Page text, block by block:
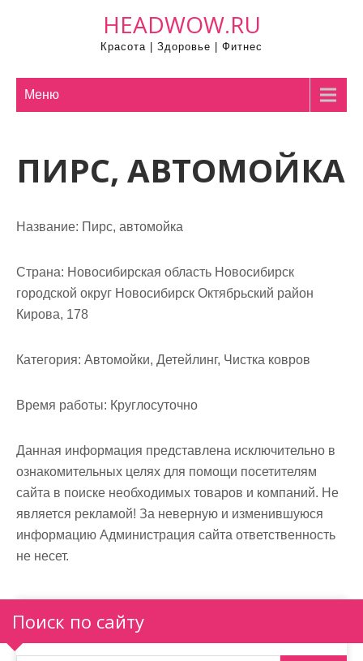
HEADWOW.RU
Красота | Здоровье | Фитнес
Меню
ПИРС, АВТОМОЙКА
Название: Пирс, автомойка
Страна: Новосибирская область Новосибирск
городской округ Новосибирск Октябрьский район
Кирова, 178
Категория: Автомойки, Детейлинг, Чистка ковров
Время работы: Круглосуточно
Данная информация представлена исключительно в
ознакомительных целях для помощи посетителям
сайта в поиске необходимых товаров и компаний. Не
является рекламой! За неверную и изменившуюся
информацию Администрация сайта ответственность
не несет.
Поиск по сайту